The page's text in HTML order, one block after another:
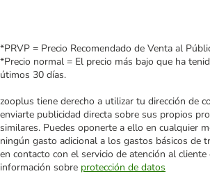
*PRVP = Precio Recomendado de Venta al
*Precio normal = El precio más bajo que ha
útimos 30 días.
zooplus tiene derecho a utilizar tu dirección de
enviarte publicidad directa sobre sus propios
similares. Puedes oponerte a ello en cualquier
ningún gasto adicional a los gastos básicos de
en contacto con el servicio de atención al cliente
información sobre protección de datos